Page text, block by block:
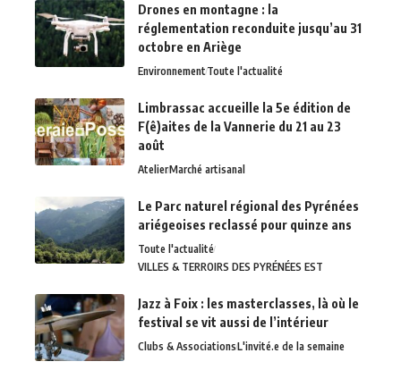
Drones en montagne : la
réglementation reconduite jusqu’au 31
octobre en Ariège
EnvironnementToute l'actualité
Limbrassac accueille la 5e édition de
F(ê)aites de la Vannerie du 21 au 23
août
AtelierMarché artisanal
Le Parc naturel régional des Pyrénées
ariégeoises reclassé pour quinze ans
Toute l'actualité
VILLES & TERROIRS DES PYRÉNÉES EST
Jazz à Foix : les masterclasses, là où le
festival se vit aussi de l’intérieur
Clubs & AssociationsL'invité.e de la semaine